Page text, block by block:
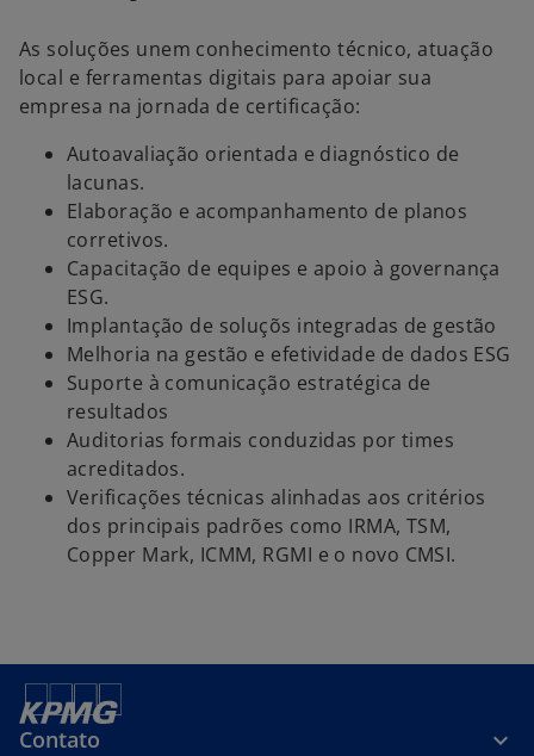
As soluções unem conhecimento técnico, atuação
local e ferramentas digitais para apoiar sua
empresa na jornada de certificação:
Autoavaliação orientada e diagnóstico de
lacunas.
Elaboração e acompanhamento de planos
corretivos.
Capacitação de equipes e apoio à governança
ESG.
Implantação de soluçõs integradas de gestão
Melhoria na gestão e efetividade de dados ESG
Suporte à comunicação estratégica de
resultados
Auditorias formais conduzidas por times
acreditados.
Verificações técnicas alinhadas aos critérios
dos principais padrões como IRMA, TSM,
Copper Mark, ICMM, RGMI e o novo CMSI.
Contato